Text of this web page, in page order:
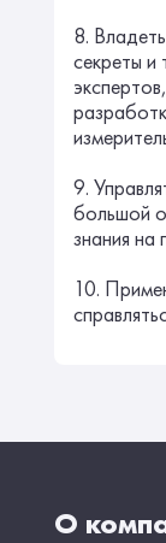
8.
секреты
9.
большой
знания на
10.
О